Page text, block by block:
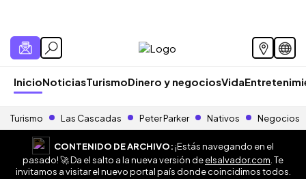
InicioNoticiasTurismoDinero y negociosVida
Turismo Las Cascadas Peter Parker Nativos Negocios
CONTENIDO DE ARCHIVO:¡Estás navegando en el
pasado! 🚀 Da el salto a la nueva versión deelsalvador.com . Te
invitamos a visitar el nuevo portal país donde coincidimos todos.